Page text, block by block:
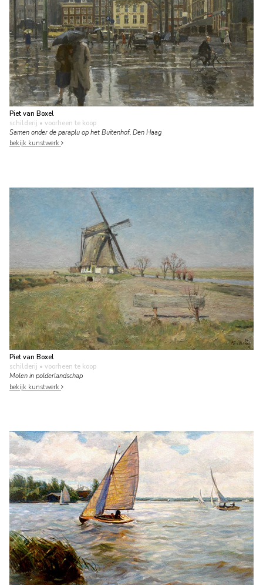
Piet van Boxel
schilderij • voorheen te koop
Samen onder de paraplu op het Buitenhof, Den Haag
bekijk kunstwerk
Piet van Boxel
schilderij • voorheen te koop
Molen in polderlandschap
bekijk kunstwerk